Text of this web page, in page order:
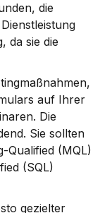
die
da sie die
auf Ihrer
Die
Sie sollten
Qualified (MQL)
(SQL)
gezielter